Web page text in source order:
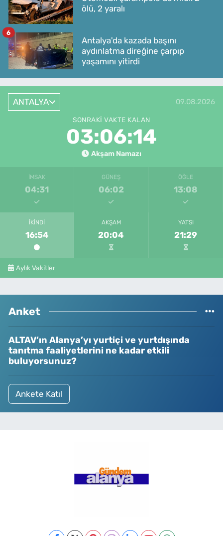
ölü, 2 yaralı
Antalya'da kazada başını
aydınlatma direğine çarpıp
yaşamını yitirdi
6
ANTALYA 09.08.2026
SONRAKI VAKTE KALAN
03:06:14
Akşam Namazı
İMSAK
04:31
GÜNEŞ
06:02
ÖĞLE
13:08
İKINDI
16:54
AKŞAM
20:04
YATSI
21:29
Aylık Vakitler
Anket
ALTAV’ın Alanya’yı yurtiçi ve yurtdışında
tanıtma faaliyetlerini ne kadar etkili
buluyorsunuz?
Ankete Katıl